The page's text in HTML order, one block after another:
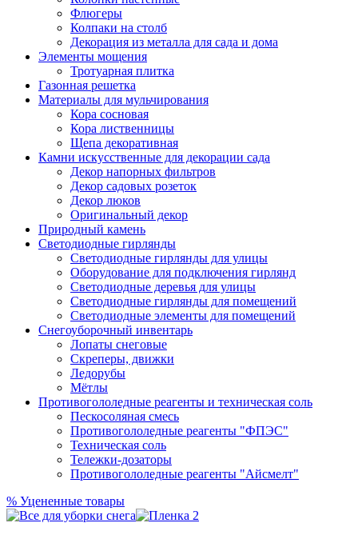
Флюгеры
Колпаки на столб
Декорация из металла для сада и дома
Элементы мощения
Тротуарная плитка
Газонная решетка
Материалы для мульчирования
Кора сосновая
Кора лиственницы
Щепа декоративная
Камни искусственные для декорации сада
Декор напорных фильтров
Декор садовых розеток
Декор люков
Оригинальный декор
Природный камень
Светодиодные гирлянды
Светодиодные гирлянды для улицы
Оборудование для подключения гирлянд
Светодиодные деревья для улицы
Светодиодные гирлянды для помещений
Светодиодные элементы для помещений
Снегоуборочный инвентарь
Лопаты снеговые
Скреперы, движки
Ледорубы
Мётлы
Противогололедные реагенты и техническая соль
Пескосоляная смесь
Противогололедные реагенты "ФПЭС"
Техническая соль
Тележки-дозаторы
Противогололедные реагенты "Айсмелт"
% Уцененные товары